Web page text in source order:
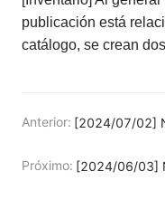
publicación está
catálogo, se crean
Anterior: [2024/07/02]
Próximo: [2024/06/03]